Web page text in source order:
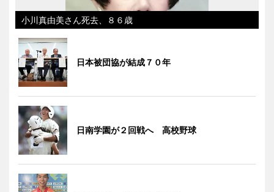
小川真由美さん死去、８６歳
日本被団協が結成７０年
日南学園が２回戦へ 高校野球